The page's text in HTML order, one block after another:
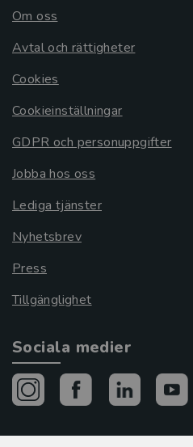
Om oss
Avtal och rättigheter
Cookies
Cookieinställningar
GDPR och personuppgifter
Jobba hos oss
Lediga tjänster
Nyhetsbrev
Press
Tillgänglighet
Sociala medier